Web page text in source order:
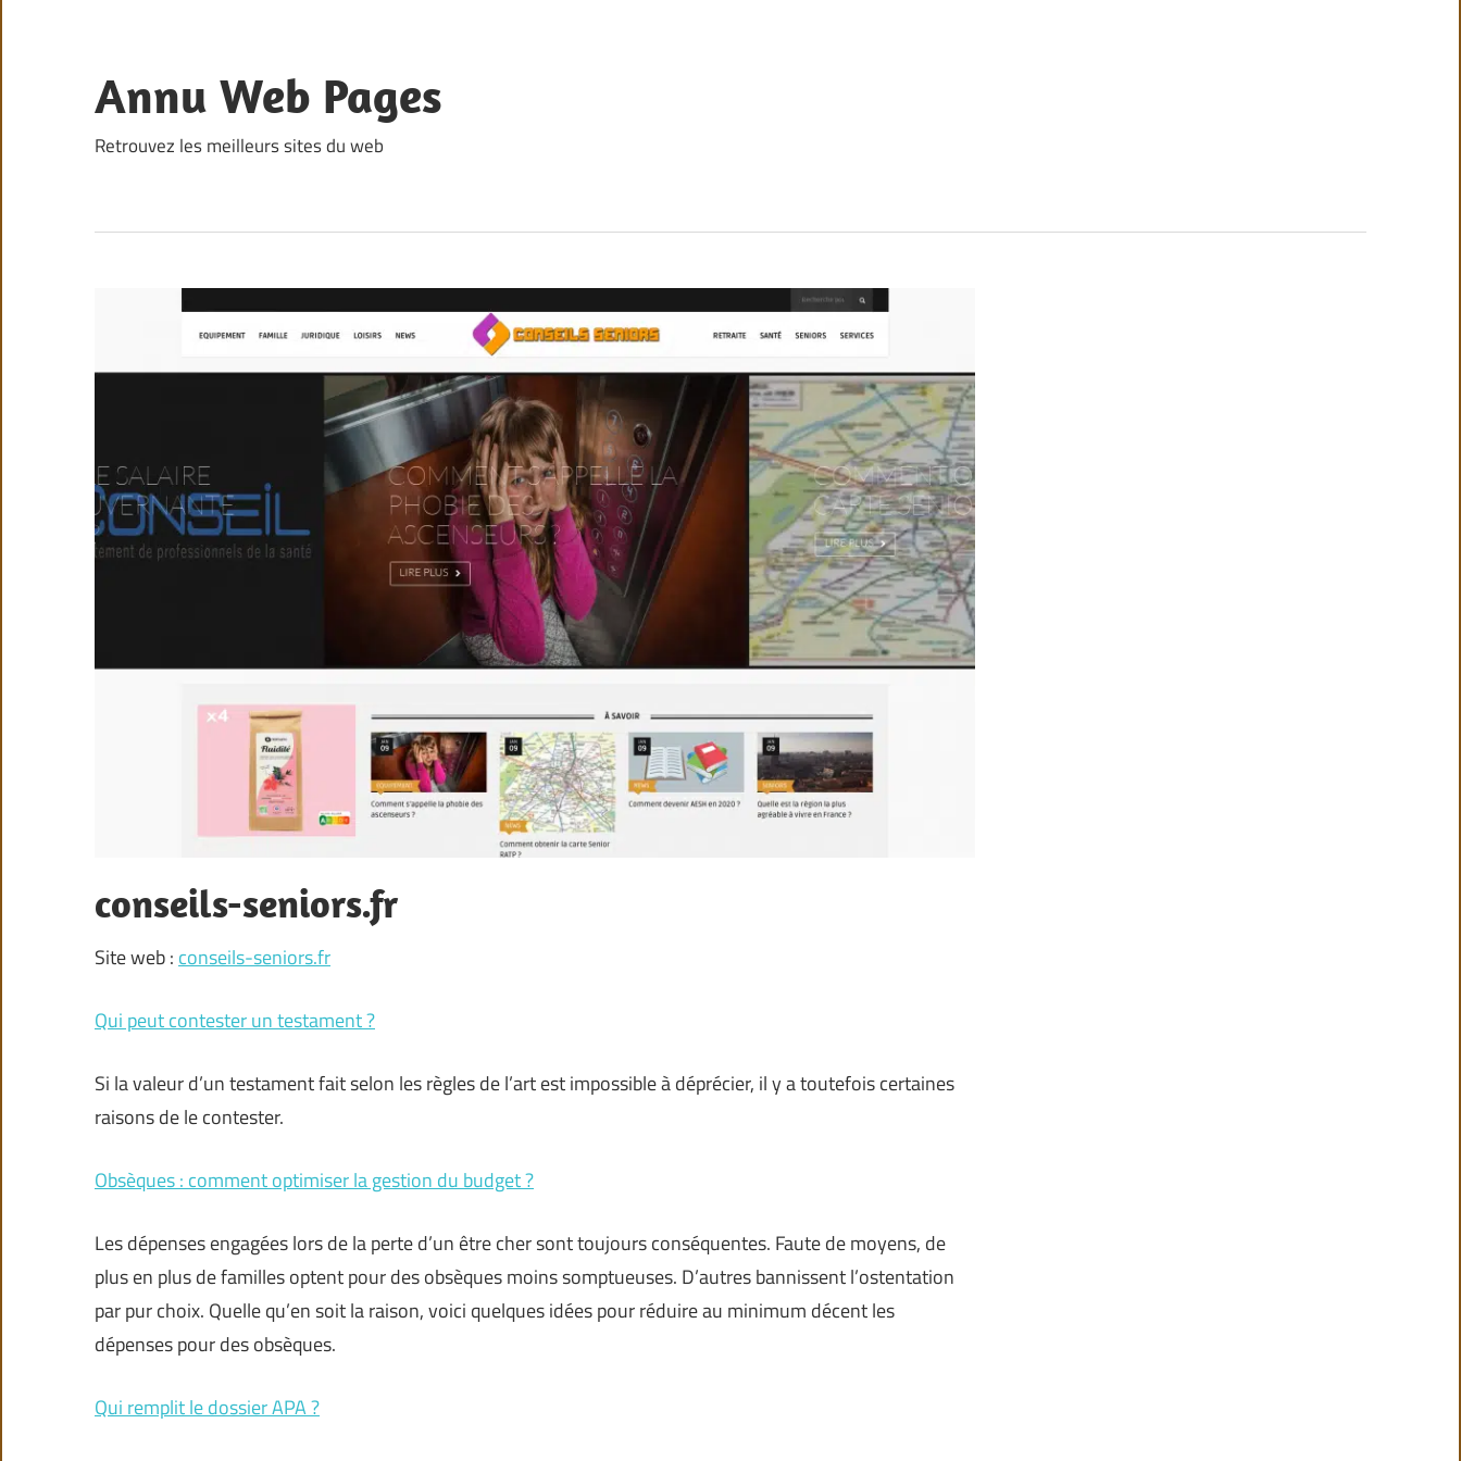
content
Annu Web Pages
Retrouvez les meilleurs sites du web
conseils-seniors.fr
Site web : conseils-seniors.fr
Qui peut contester un testament ?
Si la valeur d’un testament fait selon les règles de l’art est impossible à déprécier, il y a toutefois certaines
raisons de le contester.
Obsèques : comment optimiser la gestion du budget ?
Les dépenses engagées lors de la perte d’un être cher sont toujours conséquentes. Faute de moyens, de
plus en plus de familles optent pour des obsèques moins somptueuses. D’autres bannissent l’ostentation
par pur choix. Quelle qu’en soit la raison, voici quelques idées pour réduire au minimum décent les
dépenses pour des obsèques.
Qui remplit le dossier APA ?